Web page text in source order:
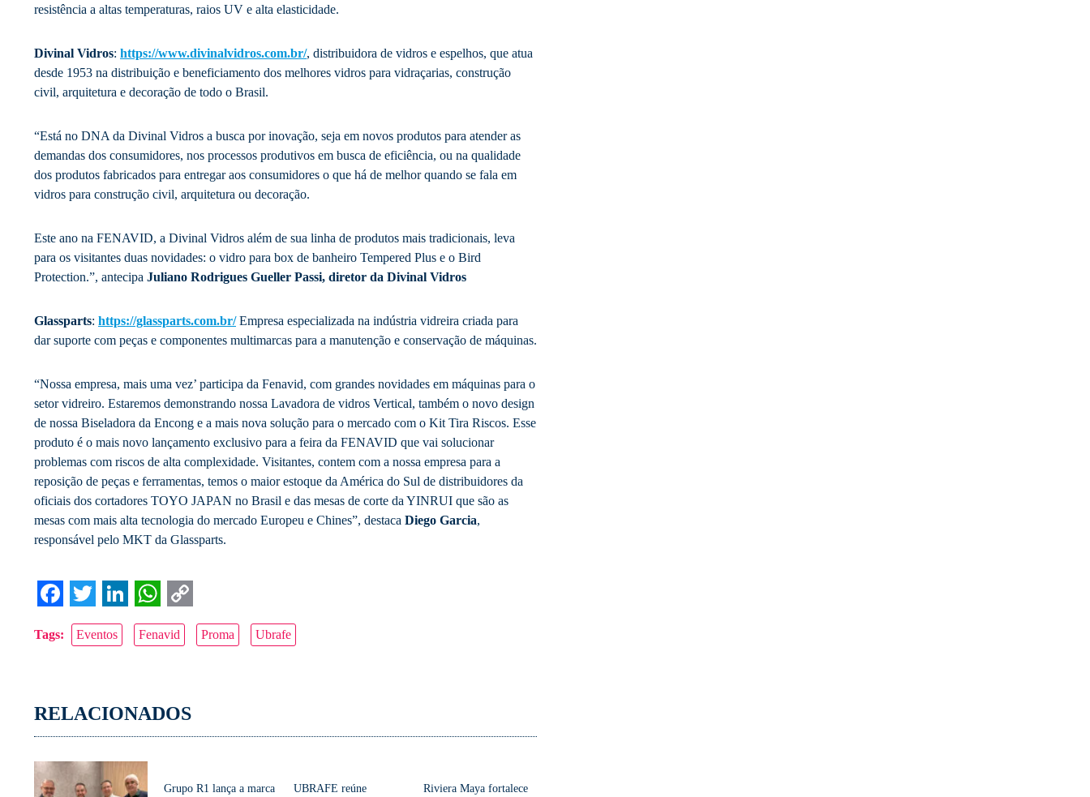
resistência a altas temperaturas, raios UV e alta elasticidade.
Divinal Vidros: https://www.divinalvidros.com.br/, distribuidora de vidros e espelhos, que atua
desde 1953 na distribuição e beneficiamento dos melhores vidros para vidraçarias, construção
civil, arquitetura e decoração de todo o Brasil.
“Está no DNA da Divinal Vidros a busca por inovação, seja em novos produtos para atender as
demandas dos consumidores, nos processos produtivos em busca de eficiência, ou na qualidade
dos produtos fabricados para entregar aos consumidores o que há de melhor quando se fala em
vidros para construção civil, arquitetura ou decoração.
Este ano na FENAVID, a Divinal Vidros além de sua linha de produtos mais tradicionais, leva
para os visitantes duas novidades: o vidro para box de banheiro Tempered Plus e o Bird
Protection.”, antecipa Juliano Rodrigues Gueller Passi, diretor da Divinal Vidros
Glassparts: https://glassparts.com.br/Empresa especializada na indústria vidreira criada para
dar suporte com peças e componentes multimarcas para a manutenção e conservação de máquinas.
“Nossa empresa, mais uma vez’ participa da Fenavid, com grandes novidades em máquinas para o
setor vidreiro. Estaremos demonstrando nossa Lavadora de vidros Vertical, também o novo design
de nossa Biseladora da Encong e a mais nova solução para o mercado com o Kit Tira Riscos. Esse
produto é o mais novo lançamento exclusivo para a feira da FENAVID que vai solucionar
problemas com riscos de alta complexidade. Visitantes, contem com a nossa empresa para a
reposição de peças e ferramentas, temos o maior estoque da América do Sul de distribuidores da
oficiais dos cortadores TOYO JAPAN no Brasil e das mesas de corte da YINRUI que são as
mesas com mais alta tecnologia do mercado Europeu e Chines”, destaca Diego Garcia,
responsável pelo MKT da Glassparts.
Facebook
Twitter
LinkedIn
WhatsApp
Copy
Link
Tags: Eventos Fenavid Proma Ubrafe
RELACIONADOS
Grupo R1 lança a marca
UBRAFE reúne
Riviera Maya fortalece